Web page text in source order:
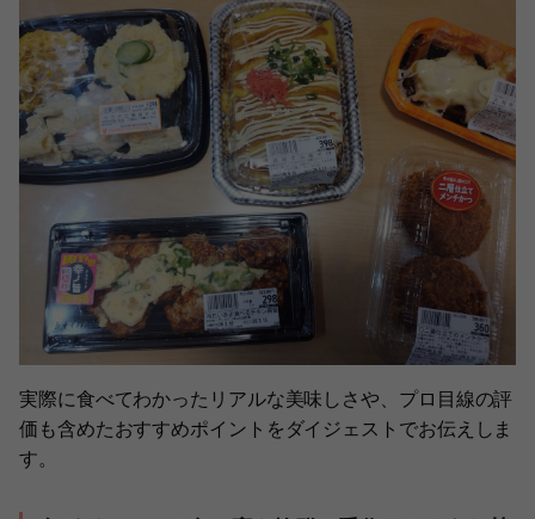
実際に食べてわかったリアルな美味しさや、プロ目線の評
価も含めたおすすめポイントをダイジェストでお伝えしま
す。